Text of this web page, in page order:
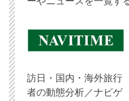
訪日・国内・海外旅行
者の動態分析／ナビゲ